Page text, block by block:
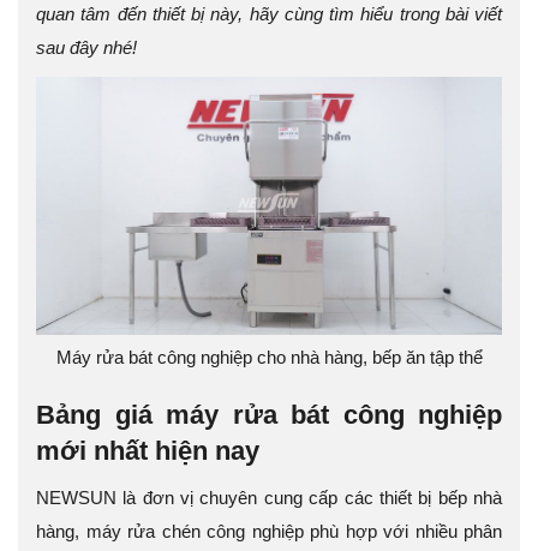
quan tâm đến thiết bị này, hãy cùng tìm hiểu trong bài viết
sau đây nhé!
Máy rửa bát công nghiệp cho nhà hàng, bếp ăn tập thể
Bảng giá máy rửa bát công nghiệp
mới nhất hiện nay
NEWSUN là đơn vị chuyên cung cấp các thiết bị bếp nhà
hàng, máy rửa chén công nghiệp phù hợp với nhiều phân